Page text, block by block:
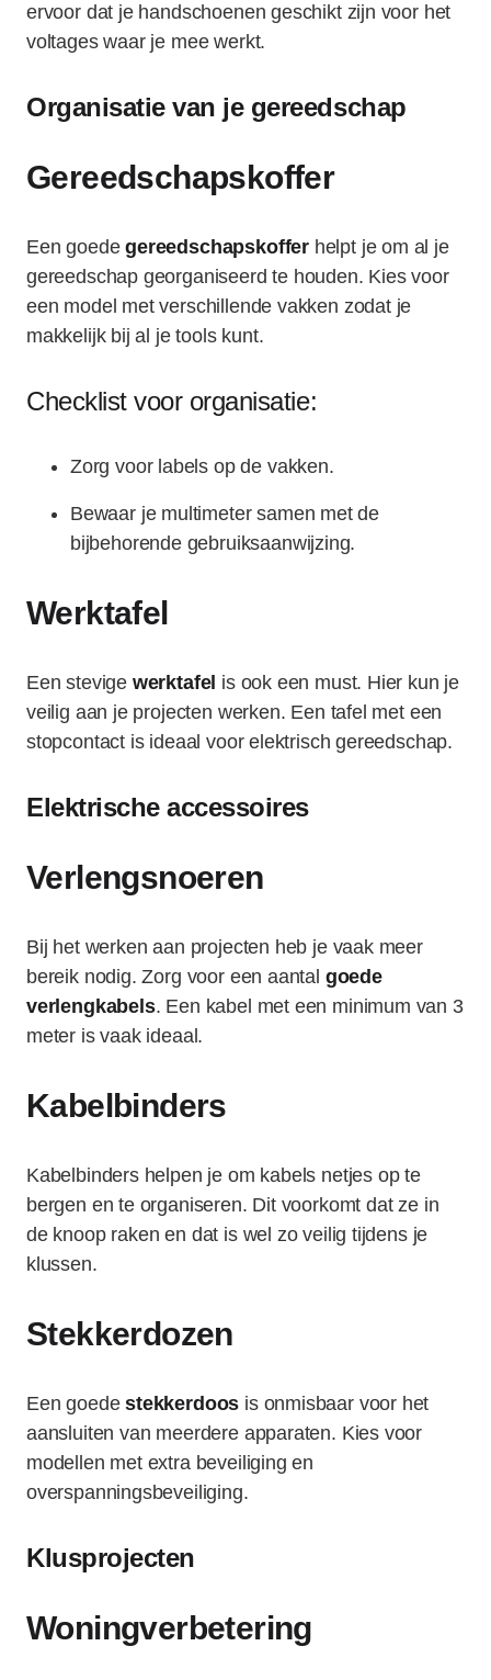
ervoor dat je handschoenen geschikt zijn voor het
voltages waar je mee werkt.
Organisatie van je gereedschap
Gereedschapskoffer
Een goedegereedschapskofferhelpt je om al je
gereedschap georganiseerd te houden. Kies voor
een model met verschillende vakken zodat je
makkelijk bij al je tools kunt.
Checklist voor organisatie:
Zorg voor labels op de vakken.
Bewaar je multimeter samen met de
bijbehorende gebruiksaanwijzing.
Werktafel
Een stevige werktafel is ook een must. Hier kun je
veilig aan je projecten werken. Een tafel met een
stopcontact is ideaal voor elektrisch gereedschap.
Elektrische accessoires
Verlengsnoeren
Bij het werken aan projecten heb je vaak meer
bereik nodig. Zorg voor een aantal goede
verlengkabels. Een kabel met een minimum van 3
meter is vaak ideaal.
Kabelbinders
Kabelbinders helpen je om kabels netjes op te
bergen en te organiseren. Dit voorkomt dat ze in
de knoop raken en dat is wel zo veilig tijdens je
klussen.
Stekkerdozen
Een goedestekkerdoos is onmisbaar voor het
aansluiten van meerdere apparaten. Kies voor
modellen met extra beveiliging en
overspanningsbeveiliging.
Klusprojecten
Woningverbetering